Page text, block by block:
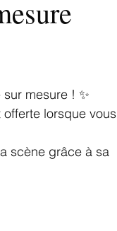
mesure ! ✨
lorsque vous
scène grâce à sa